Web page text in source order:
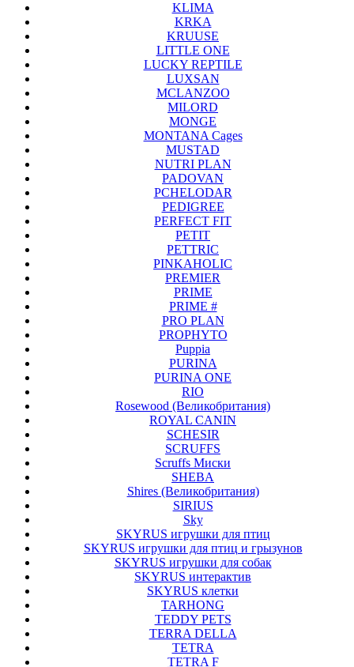
KLIMA
KRKA
KRUUSE
LITTLE ONE
LUCKY REPTILE
LUXSAN
MCLANZOO
MILORD
MONGE
MONTANA Cages
MUSTAD
NUTRI PLAN
PADOVAN
PCHELODAR
PEDIGREE
PERFECT FIT
PETIT
PETTRIC
PINKAHOLIC
PREMIER
PRIME
PRIME #
PRO PLAN
PROPHYTO
Puppia
PURINA
PURINA ONE
RIO
Rosewood (Великобритания)
ROYAL CANIN
SCHESIR
SCRUFFS
Scruffs Миски
SHEBA
Shires (Великобритания)
SIRIUS
Sky
SKYRUS игрушки для птиц
SKYRUS игрушки для птиц и грызунов
SKYRUS игрушки для собак
SKYRUS интерактив
SKYRUS клетки
TARHONG
TEDDY PETS
TERRA DELLA
TETRA
TETRA F